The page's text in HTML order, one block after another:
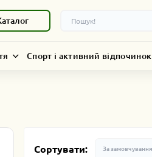
Спорт і активний відпочинок
Сортувати: